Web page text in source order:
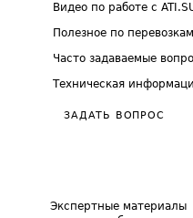
Видео по работе с
Полезное по перевозкам
Часто задаваемые
Техническая
ЗАДАТЬ ВОПРОС
Экспертные материалы